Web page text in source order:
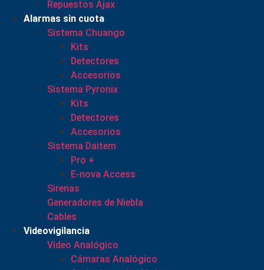
Repuestos Ajax
Alarmas sin cuota
Sistema Chuango
Kits
Detectores
Accesorios
Sistema Pyronix
Kits
Detectores
Accesorios
Sistema Daitem
Pro +
E-nova Access
Sirenas
Generadores de Niebla
Cables
Videovigilancia
Video Analógico
Cámaras Analógico